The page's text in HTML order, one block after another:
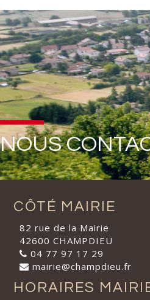
NOUS
CÔTÉ MAIRIE
82 rue de la Mairie
42600 CHAMPDIEU
04 77 97 17 29
mairie@champdieu.fr
HORAIRES